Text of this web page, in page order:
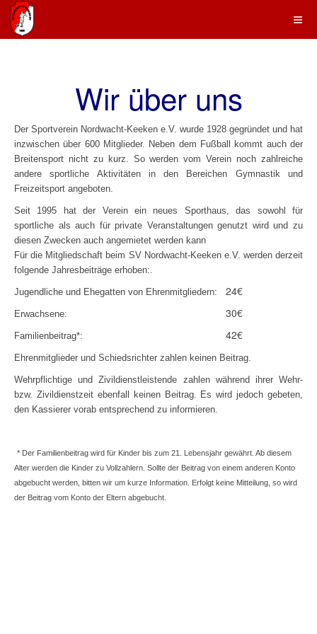
Wir über uns
Der Sportverein Nordwacht-Keeken e.V. wurde 1928 gegründet und hat
inzwischen über 600 Mitglieder. Neben dem Fußball kommt auch der
Breitensport nicht zu kurz. So werden vom Verein noch zahlreiche
andere sportliche Aktivitäten in den Bereichen Gymnastik und
Freizeitsport angeboten.
Seit 1995 hat der Verein ein neues Sporthaus, das sowohl für
sportliche als auch für private Veranstaltungen genutzt wird und zu
diesen Zwecken auch angemietet werden kann
Für die Mitgliedschaft beim SV Nordwacht-Keeken e.V. werden derzeit
folgende Jahresbeiträge erhoben:.
Jugendliche und Ehegatten von Ehrenmitgliedern: 24€
Erwachsene: 30€
Familienbeitrag*: 42€
Ehrenmitglieder und Schiedsrichter zahlen keinen Beitrag.
Wehrpflichtige und Zivildienstleistende zahlen während ihrer Wehr-
bzw. Zivildienstzeit ebenfall keinen Beitrag. Es wird jedoch gebeten,
den Kassierer vorab entsprechend zu informieren.
* Der Familienbeitrag wird für Kinder bis zum 21. Lebensjahr gewährt. Ab diesem
Alter werden die Kinder zu Vollzahlern. Sollte der Beitrag von einem anderen Konto
abgebucht werden, bitten wir um kurze Information. Erfolgt keine Mitteilung, so wird
der Beitrag vom Konto der Eltern abgebucht